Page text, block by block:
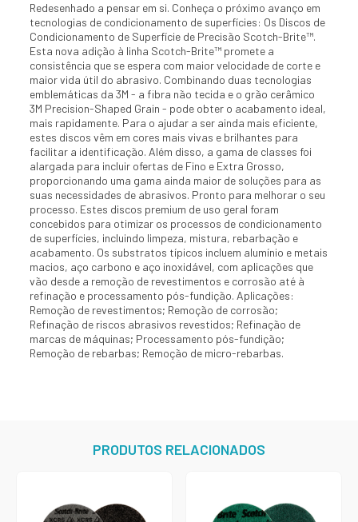
Redesenhado a pensar em si. Conheça o próximo avanço em
tecnologias de condicionamento de superfícies: Os Discos de
Condicionamento de Superfície de Precisão Scotch-Brite™.
Esta nova adição à linha Scotch-Brite™ promete a
consistência que se espera com maior velocidade de corte e
maior vida útil do abrasivo. Combinando duas tecnologias
emblemáticas da 3M - a fibra não tecida e o grão cerâmico
3M Precision-Shaped Grain - pode obter o acabamento ideal,
mais rapidamente. Para o ajudar a ser ainda mais eficiente,
estes discos vêm em cores mais vivas e brilhantes para
facilitar a identificação. Além disso, a gama de classes foi
alargada para incluir ofertas de Fino e Extra Grosso,
proporcionando uma gama ainda maior de soluções para as
suas necessidades de abrasivos. Pronto para melhorar o seu
processo. Estes discos premium de uso geral foram
concebidos para otimizar os processos de condicionamento
de superfícies, incluindo limpeza, mistura, rebarbação e
acabamento. Os substratos típicos incluem alumínio e metais
macios, aço carbono e aço inoxidável, com aplicações que
vão desde a remoção de revestimentos e corrosão até à
refinação e processamento pós-fundição. Aplicações:
Remoção de revestimentos; Remoção de corrosão;
Refinação de riscos abrasivos revestidos; Refinação de
marcas de máquinas; Processamento pós-fundição;
Remoção de rebarbas; Remoção de micro-rebarbas.
PRODUTOS RELACIONADOS